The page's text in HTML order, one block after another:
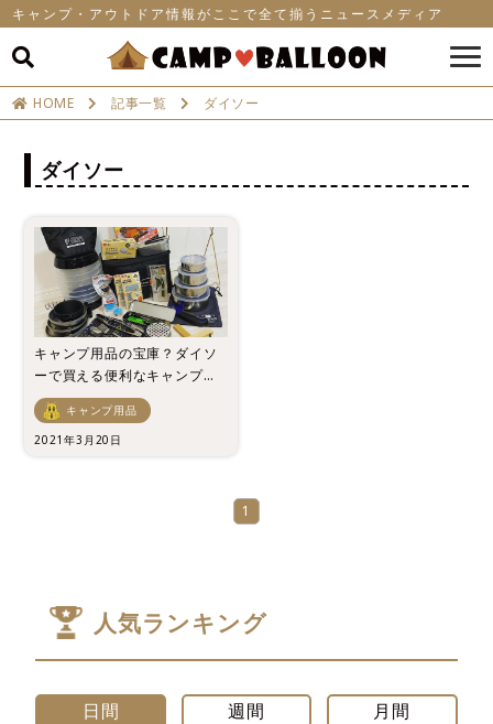
キャンプ・アウトドア情報がここで全て揃うニュースメディア
HOME 記事一覧 ダイソー
ダイソー
キャンプ用品の宝庫？ダイソ
ーで買える便利なキャンプ用
品一覧！
キャンプ用品
2021年3月20日
1
人気ランキング
日間 週間 月間